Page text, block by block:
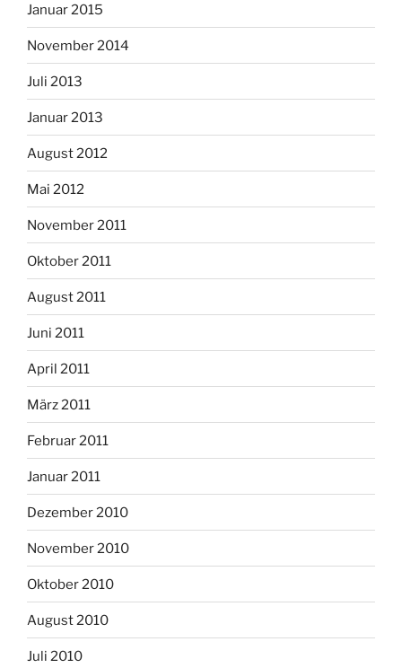
Januar 2015
November 2014
Juli 2013
Januar 2013
August 2012
Mai 2012
November 2011
Oktober 2011
August 2011
Juni 2011
April 2011
März 2011
Februar 2011
Januar 2011
Dezember 2010
November 2010
Oktober 2010
August 2010
Juli 2010